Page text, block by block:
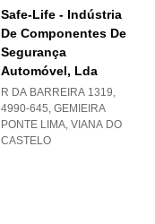
Safe-Life - Indústria
De Componentes De
Segurança
Automóvel, Lda
R DA BARREIRA 1319,
4990-645, GEMIEIRA
PONTE LIMA, VIANA DO
CASTELO